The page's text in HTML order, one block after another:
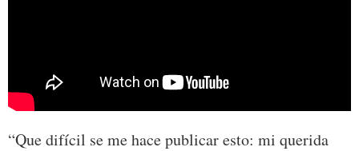
“Que difícil se me hace publicar esto: mi querida